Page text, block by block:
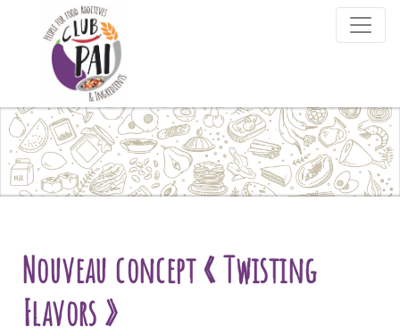
Skip to content
Nouveau concept « Twisting
Flavors »